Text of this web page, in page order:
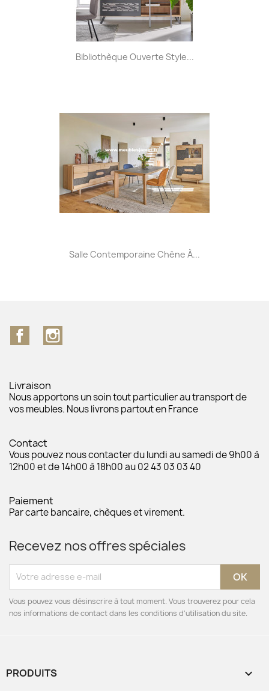
Bibliothèque Ouverte Style...
Salle Contemporaine Chêne À...
Facebook
Livraison
Nous apportons un soin tout particulier au transport de
vos meubles. Nous livrons partout en France
Contact
Vous pouvez nous contacter du lundi au samedi de 9h00 à
12h00 et de 14h00 à 18h00 au 02 43 03 03 40
Paiement
Par carte bancaire, chèques et virement.
Recevez nos offres spéciales
Vous pouvez vous désinscrire à tout moment. Vous trouverez pour cela
nos informations de contact dans les conditions d'utilisation du site.
PRODUITS 